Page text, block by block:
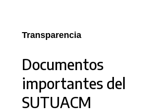
Transparencia
Documentos
importantes del
SUTUACM